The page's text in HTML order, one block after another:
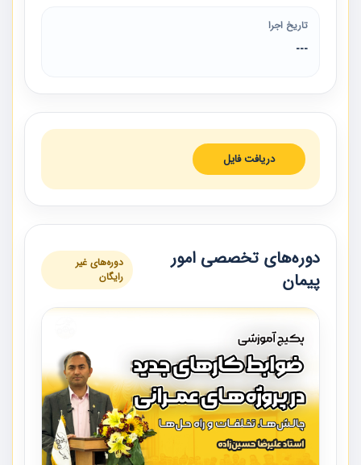
تاریخ اجرا
---
دریافت فایل
دوره‌های تخصصی امور
پیمان
دوره‌های غیر
رایگان